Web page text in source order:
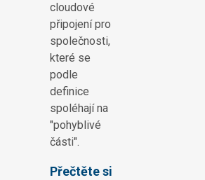
cloudové
připojení pro
společnosti,
které se
podle
definice
spoléhají na
"pohyblivé
části".
Přečtěte si